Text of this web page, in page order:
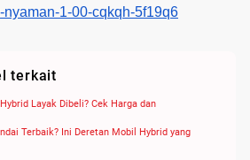
1-00-cqkqh-5f19q6
terkait
Layak Dibeli? Cek Harga dan
Terbaik? Ini Deretan Mobil Hybrid yang